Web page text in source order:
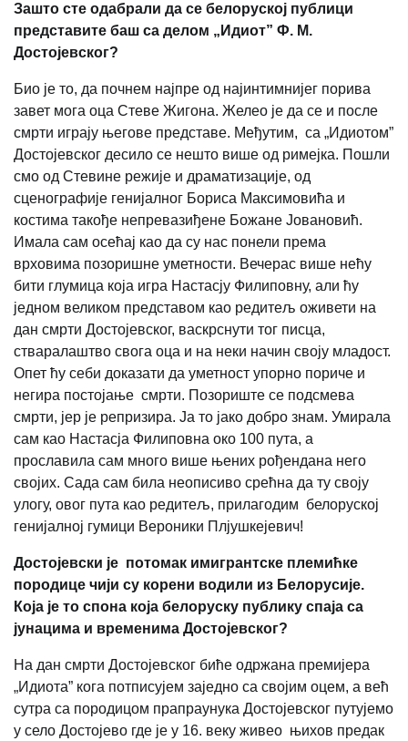
Зашто сте одабрали да се белоруској публици
представите баш са делом „Идиот” Ф. М.
Достојевског?
Био је то, да почнем најпре од најинтимнијег порива
завет мога оца Стеве Жигона. Желео је да се и после
смрти играју његове представе. Међутим, са „Идиотом”
Достојевског десило се нешто више од римејка. Пошли
смо од Стевине режије и драматизације, од
сценографије генијалног Бориса Максимовића и
костима такође непревазиђене Божане Јовановић.
Имала сам осећај као да су нас понели према
врховима позоришне уметности. Вечерас више нећу
бити глумица која игра Настасју Филиповну, али ћу
једном великом представом као редитељ оживети на
дан смрти Достојевског, васкрснути тог писца,
стваралаштво свога оца и на неки начин своју младост.
Опет ћу себи доказати да уметност упорно пориче и
негира постојање смрти. Позориште се подсмева
смрти, јер је репризира. Ја то јако добро знам. Умирала
сам као Настасја Филиповна око 100 пута, а
прославила сам много више њених рођендана него
својих. Сада сам била неописиво срећна да ту своју
улогу, овог пута као редитељ, прилагодим белоруској
генијалној гумици Вероники Плјушкејевич!
Достојевски је потомак имигрантске племићке
породице чији су корени водили из Белорусије.
Која је то спона која белоруску публику спаја са
јунацима и временима Достојевског?
На дан смрти Достојевског биће одржана премијера
„Идиота” кога потписујем заједно са својим оцем, а већ
сутра са породицом прапраунука Достојевског путујемо
у село Достојево где је у 16. веку живео њихов предак